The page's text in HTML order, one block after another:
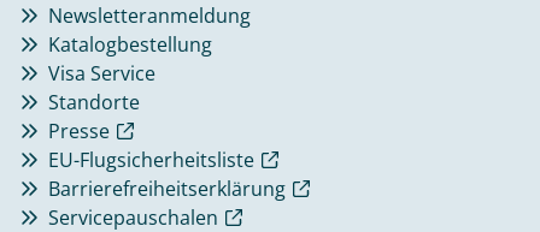
Newsletteranmeldung
Katalogbestellung
Visa Service
Standorte
Presse
EU-Flugsicherheitsliste
Barrierefreiheitserklärung
Servicepauschalen